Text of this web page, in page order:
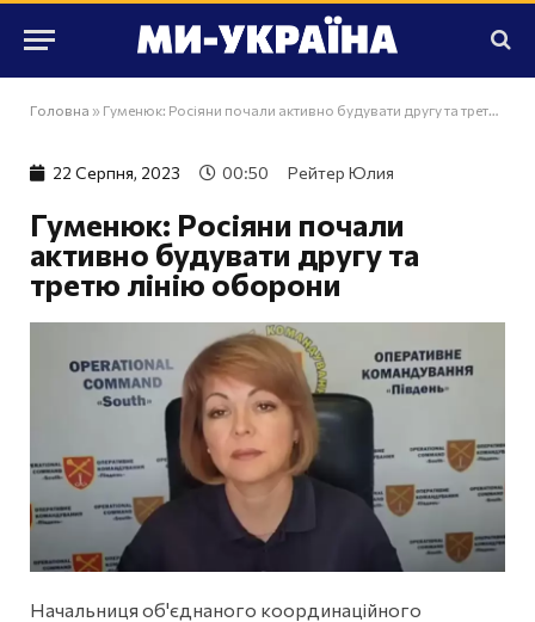
Головна » Гуменюк: Росіяни почали активно будувати другу та третю лінію оборони
22 Серпня, 2023 00:50 Рейтер Юлия
Гуменюк: Росіяни почали
активно будувати другу та
третю лінію оборони
Начальниця об'єднаного координаційного